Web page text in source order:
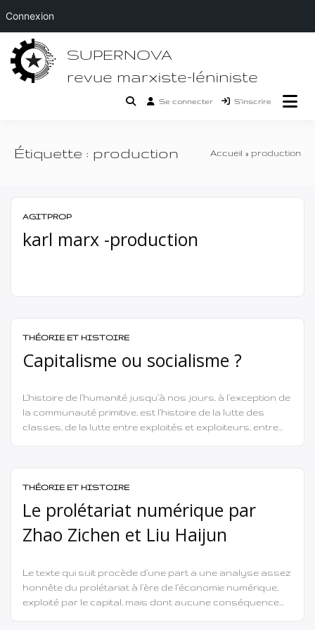
Passer
contenu
SUPERNOVA
revue marxiste-léniniste
Se connecter S’inscrire
Étiquette : production Accueil production
AGITPROP
karl marx -production
THÉORIE ET HISTOIRE
Capitalisme ou socialisme ?
L’histoire de l’humanité jusqu’à nos jours, à l’exception de
la communauté primitive, est l’histoire de la lutte des
classes, de la lutte entre exploités et exploiteurs, entre
THÉORIE ET HISTOIRE
Le prolétariat numérique par
Zhao Zichen et Liu Haijun
Le texte qui suit procède d’une part a une analyse assez
honnête du prolétariat à l’ère de l’économie numérique,
exploité par le capital, mais dont aucune conséquence
Connexion